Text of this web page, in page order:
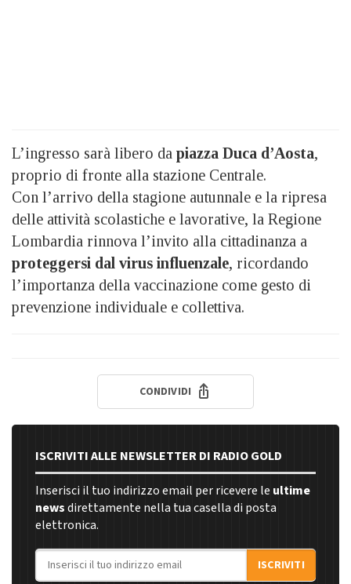
L’ingresso sarà libero da piazza Duca d’Aosta,
proprio di fronte alla stazione Centrale.
Con l’arrivo della stagione autunnale e la ripresa
delle attività scolastiche e lavorative, la Regione
Lombardia rinnova l’invito alla cittadinanza a
proteggersi dal virus influenzale, ricordando
l’importanza della vaccinazione come gesto di
prevenzione individuale e collettiva.
CONDIVIDI
ISCRIVITI ALLE NEWSLETTER DI RADIO GOLD
Inserisci il tuo indirizzo email per ricevere le ultime
newsdirettamente nella tua casella di posta
elettronica.
Indirizzo email
ISCRIVITI